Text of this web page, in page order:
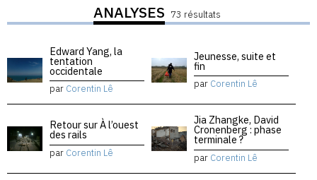
ANALYSES 73 résultats
Edward Yang, la
tentation
occidentale
par Corentin Lê
Jeunesse, suite et
fin
par Corentin Lê
Retour sur À l’ouest
des rails
par Corentin Lê
Jia Zhangke, David
Cronenberg : phase
terminale ?
par Corentin Lê